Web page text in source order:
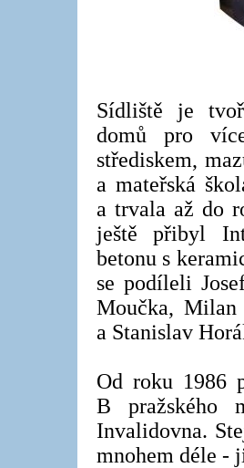
Sídliště je
domů pro
střediskem,
a mateřská
a trvala až do
ještě přibyl
betonu s
se podíleli
Moučka,
a Stanislav
Od roku 1986
B pražského
Invalidovna.
mnohem déle -